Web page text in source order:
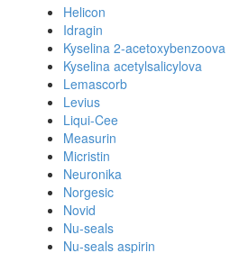
Helicon
Idragin
Kyselina 2-acetoxybenzoova
Kyselina acetylsalicylova
Lemascorb
Levius
Liqui-Cee
Measurin
Micristin
Neuronika
Norgesic
Novid
Nu-seals
Nu-seals aspirin